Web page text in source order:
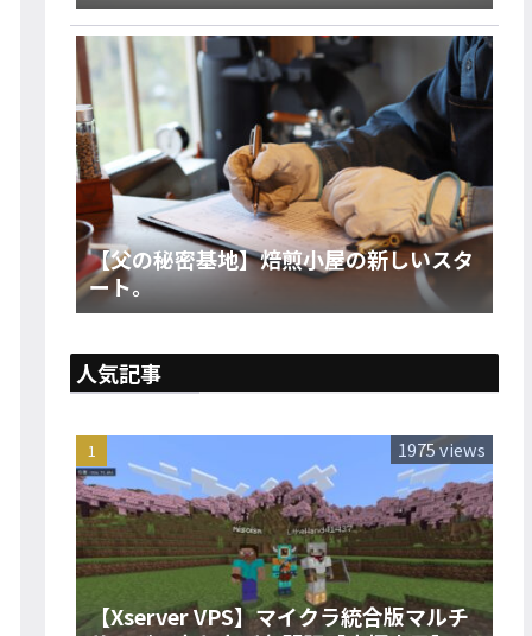
【父の秘密基地】焙煎小屋の新しいスタ
ート。
人気記事
【Xserver VPS】マイクラ統合版マルチ
1975 views